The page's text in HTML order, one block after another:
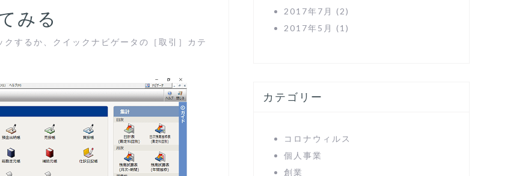
みる
するか、クイックナビゲータの［取引］カテ
2017年7月
(2)
2017年5月
(1)
カテゴリー
コロナウィルス
個人事業
創業